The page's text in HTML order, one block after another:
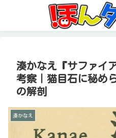
湊かなえ『サファイ
考察｜猫目石に秘め
の解剖
湊かなえ